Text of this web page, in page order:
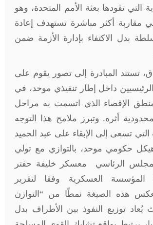
التي تقودها بعثة الأمم المتحدة، وهو
مقاربة أكثر مباشرة تستهدف إعادة
بدل الاكتفاء بإدارة الأزمة ضمن
تستند المبادرة إلى تصور يقوم على
داخل إطار تنفيذي موحد، في
الإقصاء الذي اتسمت به مراحل
أثره. وتبرز ملامح هذا التوجه
تسعى إلى الإبقاء على عبد الحميد
حكومي موحد، بالتوازي مع تولي
الرئاسي معسكر خليفة حفتر
المؤسسة العسكرية وفقا لتقرير
هذه الصيغة نمطًا من “التوازن
يُعاد توزيع النفوذ بين الأطراف بدل